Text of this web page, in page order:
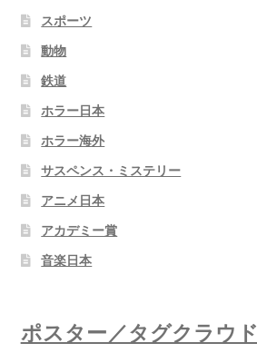
スポーツ
動物
鉄道
ホラー日本
ホラー海外
サスペンス・ミステリー
アニメ日本
アカデミー賞
音楽日本
ポスター／タグクラウド